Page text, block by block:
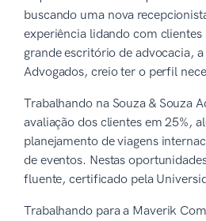
buscando uma nova
experiência lidando com
grande escritório de advocacia, a
Advogados, creio ter o perfil
Trabalhando na Souza & Souza
avaliação dos clientes em 25%,
planejamento de viagens
de eventos. Nestas
fluente, certificado pela
Trabalhando para a Maverik